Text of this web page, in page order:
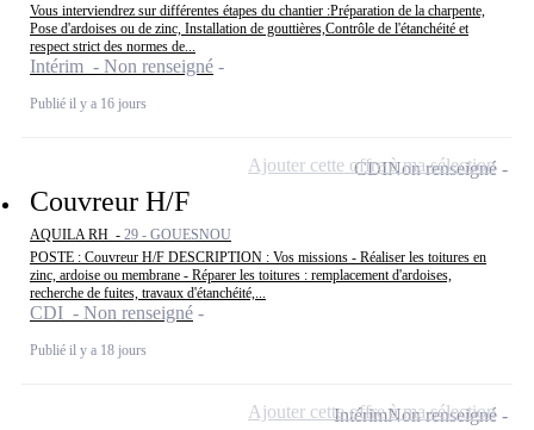
Vous interviendrez sur différentes étapes du chantier :Préparation de la charpente,
Pose d'ardoises ou de zinc, Installation de gouttières,Contrôle de l'étanchéité et
respect strict des normes de...
Intérim - Non renseigné
Publié il y a 16 jours
Couvreur H/F
AQUILA RH - 29 - GOUESNOU
POSTE : Couvreur H/F DESCRIPTION : Vos missions - Réaliser les toitures en
zinc, ardoise ou membrane - Réparer les toitures : remplacement d'ardoises,
recherche de fuites, travaux d'étanchéité,...
CDI - Non renseigné
Publié il y a 18 jours
CDINon renseigné
Ajouter cette offre à ma sélection
IntérimNon renseigné
Ajouter cette offre à ma sélection